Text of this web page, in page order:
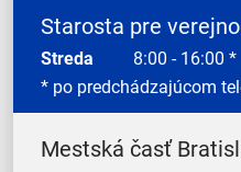
Starosta pre
Streda 8:00 - 16:00 *
* po predchádzajúcom
Mestská časť